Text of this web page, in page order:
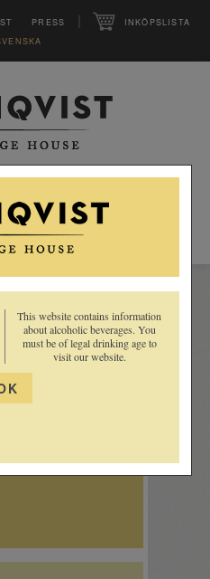
PRESS | INKÖPSLISTA
VINFO
This website contains information
about alcoholic beverages. You
must be of legal drinking age to
visit our website.